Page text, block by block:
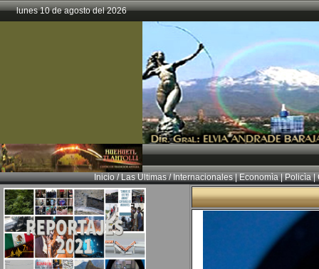
lunes 10 de agosto del 2026
Inicio/Las Ultimas/Internacionales|Economìa|Policìa|